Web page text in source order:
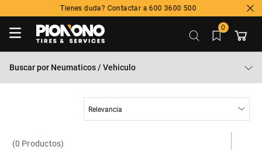
Tienes duda? Contactar a 600 3600 500
0
Buscar por Neumaticos / Vehiculo
Relevancia
0 Productos